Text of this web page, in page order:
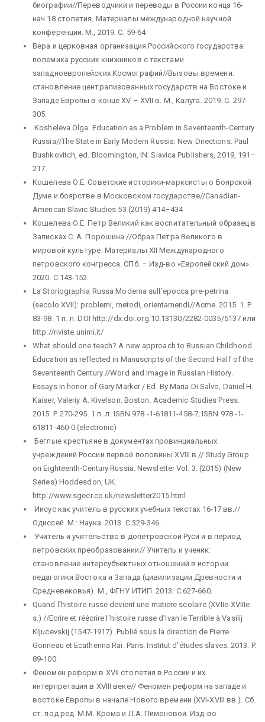
биографии//Переводчики и переводы в России конца 16-
нач.18 столетия. Материалы международной научной
конференции. М., 2019. С. 59-64
Вера и церковная организация Российского государства:
полемика русских книжников с текстами
западноевропейских Космографий//Вызовы времени:
становление централизованных государств на Востоке и
Западе Европы в конце XV – XVII в. М., Калуга. 2019. С. 297-
305.
Kosheleva Olga. Education as a Problem in Seventeenth-Century
Russia//The State in Early Modern Russia: New Directions. Paul
Bushkovitch, ed. Bloomington, IN: Slavica Publishers, 2019, 191–
217.
Кошелева О.Е. Советские историки-марксисты о Боярской
Думе и боярстве в Московском государстве//Canadian-
American Slavic Studies 53 (2019) 414–434
Кошелева О.Е. Петр Великий как воспитательный образец в
Записках С. А. Порошина //Образ Петра Великого в
мировой культуре. Материалы ХII Международного
петровского конгресса. СПб. – Изд-во «Европейский дом».
2020. С.143-152.
La Storiographia Russa Moderna sull’epocca pre-petrina
(secolo XVII): problemi, metodi, orientamendi//Acme. 2015. 1. P.
83-98. 1 п. л. DOI http://dx.doi.org.10.13130/2282-0035/5137 или
http://riviste.unimi.it/
What should one teach? A new approach to Russian Childhood
Education as reflected in Manuscripts of the Second Half of the
Seventeenth Century //Word and Image in Russian History.
Essays in honor of Gary Marker / Ed. By Maria Di Salvo, Daniel H.
Kaiser, Valeriy A. Kivelson. Boston. Academic Studies Press.
2015. P. 270-295. 1 п. л. ISBN 978 -1-61811-458-7; ISBN 978 -1-
61811-460-0 (electronic)
Беглые крестьяне в документах провинциальных
учреждений России первой половины XVIII в.// Study Group
on Eighteenth-Century Russia. Newsletter Vol. 3. (2015) (New
Series) Hoddesdon, UK.
http://www.sgecr.co.uk/newsletter2015.html
Иисус как учитель в русских учебных текстах 16-17 вв.//
Одиссей М.: Наука. 2013. С.329-346.
Учитель и учительство в допетровской Руси и в период
петровских преобразовании// Учитель и ученик:
становление интерсубъектных отношений в истории
педагогики Востока и Запада (цивилизации Древности и
Средневековья). М., ФГНУ ИТИП. 2013. С.627-660.
Quand l’histoire russe devient une matiere scolaire (XVIIe-XVIIIe
s.) //Ecrire et réécrire l'histoire russe d'Ivan le Terrible à Vasilij
Kljucevskij (1547-1917). Publié sous la direction de Pierre
Gonneau et Ecatherina Rai. Paris. Institut d’études slaves. 2013. P.
89-100.
Феномен реформ в XVII столетия в России и их
интерпретация в XVIII веке// Феномен реформ на западе и
востоке Европы в начале Нового времени (XVI-XVIII вв.). Сб.
ст. под ред. М.М. Крома и Л.А. Пименовой. Изд-во